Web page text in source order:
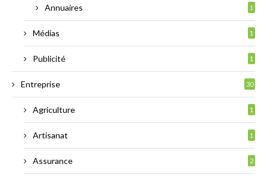
Annuaires 1
Médias 1
Publicité 1
Entreprise 30
Agriculture 1
Artisanat 1
Assurance 2